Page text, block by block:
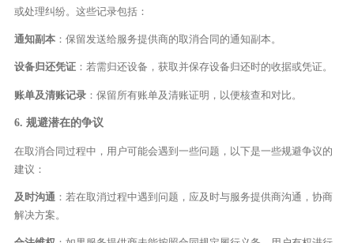
或处理纠纷。这些记录包括：
通知副本：保留发送给服务提供商的取消合同的通知副本。
设备归还凭证：若需归还设备，获取并保存设备归还时的收据或凭证。
账单及清账记录：保留所有账单及清账证明，以便核查和对比。
6. 规避潜在的争议
在取消合同过程中，用户可能会遇到一些问题，以下是一些规避争议的
建议：
及时沟通 ：若在取消过程中遇到问题，应及时与服务提供商沟通，协商
解决方案。